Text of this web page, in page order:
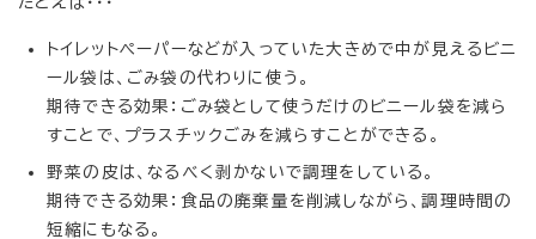
トイレットペーパーなどが入っていた大きめで中が見えるビニ
ール袋は、ごみ袋の代わりに使う。
期待できる効果：ごみ袋として使うだけのビニール袋を減ら
すことで、プラスチックごみを減らすことができる。
野菜の皮は、なるべく剥かないで調理をしている。
期待できる効果：食品の廃棄量を削減しながら、調理時間の
短縮にもなる。